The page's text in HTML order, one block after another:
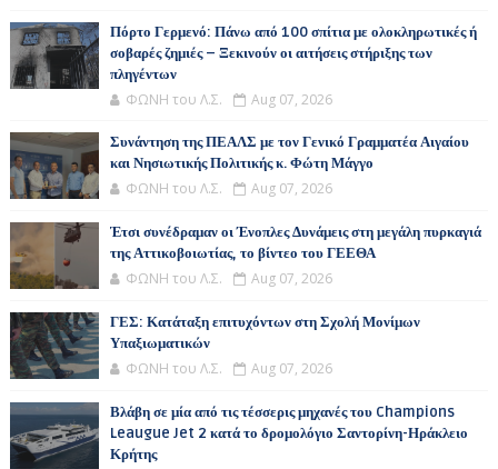
Πόρτο Γερμενό: Πάνω από 100 σπίτια με ολοκληρωτικές ή
σοβαρές ζημιές – Ξεκινούν οι αιτήσεις στήριξης των
πληγέντων
ΦΩΝΗ του Λ.Σ. Aug 07, 2026
Συνάντηση της ΠΕΑΛΣ με τον Γενικό Γραμματέα Αιγαίου
και Νησιωτικής Πολιτικής κ. Φώτη Μάγγο
ΦΩΝΗ του Λ.Σ. Aug 07, 2026
Έτσι συνέδραμαν οι Ένοπλες Δυνάμεις στη μεγάλη πυρκαγιά
της Αττικοβοιωτίας, το βίντεο του ΓΕΕΘΑ
ΦΩΝΗ του Λ.Σ. Aug 07, 2026
ΓΕΣ: Κατάταξη επιτυχόντων στη Σχολή Μονίμων
Υπαξιωματικών
ΦΩΝΗ του Λ.Σ. Aug 07, 2026
Βλάβη σε μία από τις τέσσερις μηχανές του Champions
Leaugue Jet 2 κατά το δρομολόγιο Σαντορίνη-Ηράκλειο
Κρήτης